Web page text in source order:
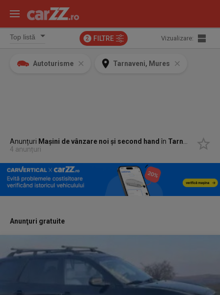
2 FILTRE Vizualizare:
Autoturisme Tarnaveni, Mures
Anunțuri Mașini de vânzare noi și second hand în Tarnaveni, Mures
4 anunțuri
Anunţuri gratuite